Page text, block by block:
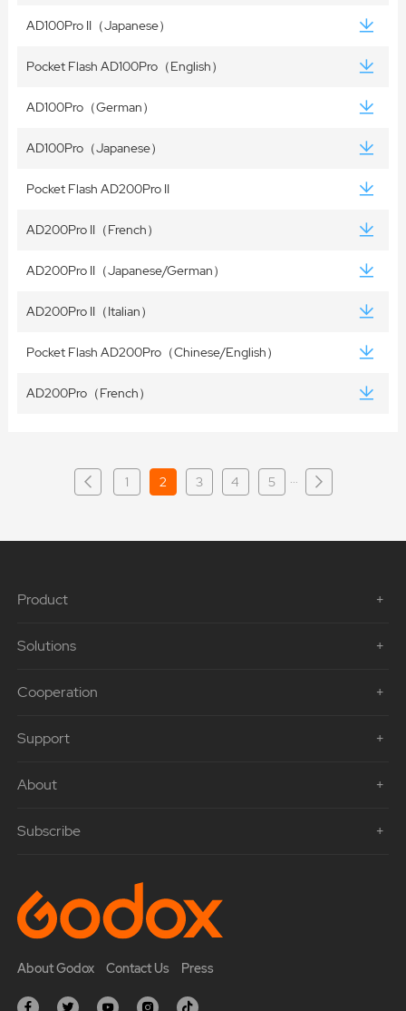
AD100Pro II（Japanese）
Pocket Flash AD100Pro（English）
AD100Pro（German）
AD100Pro（Japanese）
Pocket Flash AD200Pro II
AD200Pro II（French）
AD200Pro II（Japanese/German）
AD200Pro II（Italian）
Pocket Flash AD200Pro（Chinese/English）
AD200Pro（French）
1 2 3 4 5 ···
Product
Solutions
Cooperation
Support
About
Subscribe
About Godox Contact Us Press